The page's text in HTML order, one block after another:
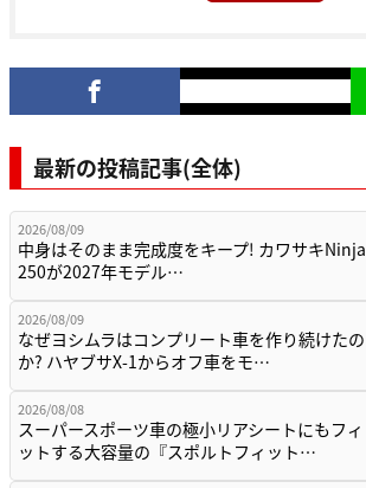
最新の投稿記事(全体)
2026/08/09
中身はそのまま完成度をキープ! カワサキNinja
250が2027年モデル…
2026/08/09
なぜヨシムラはコンプリート車を作り続けたの
か? ハヤブサX-1からオフ車をモ…
2026/08/08
スーパースポーツ車の極小リアシートにもフィ
ットする大容量の『スポルトフィット…